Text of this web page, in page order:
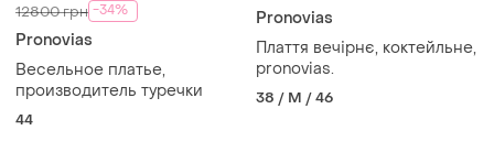
12800 грн -34%
Pronovias
Весельное платье,
производитель туречки
44
Pronovias
Плаття вечірнє, коктейльне,
pronovias.
38 / M / 46